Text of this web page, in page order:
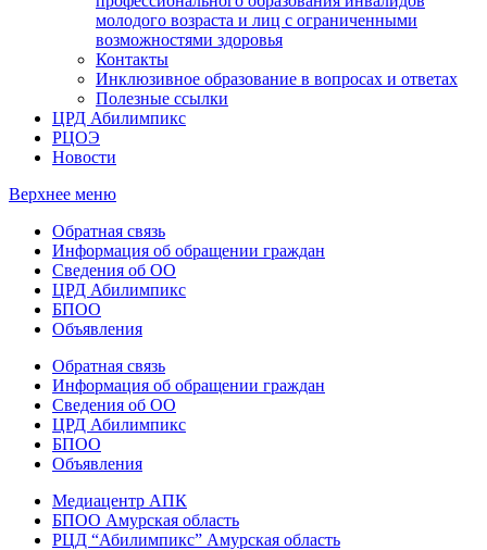
молодого возраста и лиц с ограниченными
возможностями здоровья
Контакты
Инклюзивное образование в вопросах и ответах
Полезные ссылки
ЦРД Абилимпикс
РЦОЭ
Новости
Верхнее меню
Обратная связь
Информация об обращении граждан
Сведения об ОО
ЦРД Абилимпикс
БПОО
Объявления
Обратная связь
Информация об обращении граждан
Сведения об ОО
ЦРД Абилимпикс
БПОО
Объявления
Медиацентр АПК
БПОО Амурская область
РЦД “Абилимпикс” Амурская область